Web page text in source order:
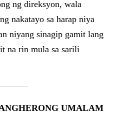
ng direksyon, wala
nakatayo sa harap niya
niyang sinagip gamit lang
na rin mula sa sarili
UMALAM